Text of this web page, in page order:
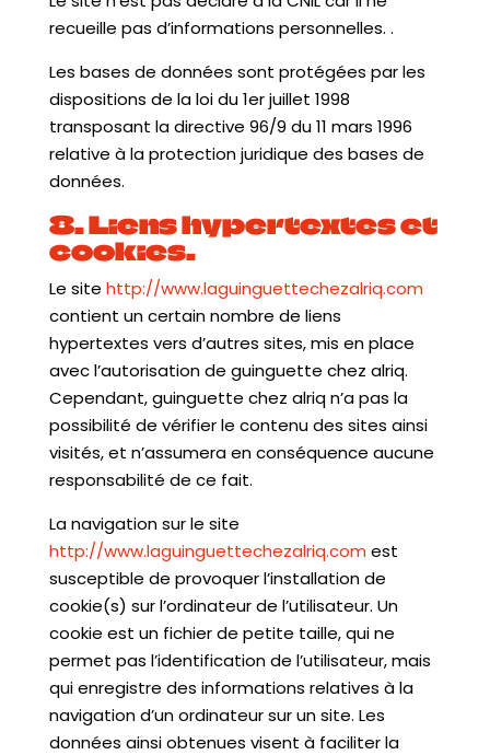
recueille pas d’informations personnelles. .
Les bases de données sont protégées par les
dispositions de la loi du 1er juillet 1998
transposant la directive 96/9 du 11 mars 1996
relative à la protection juridique des bases de
données.
8. Liens hypertextes et
cookies.
Le site http://www.laguinguettechezalriq.com
contient un certain nombre de liens
hypertextes vers d’autres sites, mis en place
avec l’autorisation de guinguette chez alriq.
Cependant, guinguette chez alriq n’a pas la
possibilité de vérifier le contenu des sites ainsi
visités, et n’assumera en conséquence aucune
responsabilité de ce fait.
La navigation sur le site
http://www.laguinguettechezalriq.com est
susceptible de provoquer l’installation de
cookie(s) sur l’ordinateur de l’utilisateur. Un
cookie est un fichier de petite taille, qui ne
permet pas l’identification de l’utilisateur, mais
qui enregistre des informations relatives à la
navigation d’un ordinateur sur un site. Les
données ainsi obtenues visent à faciliter la